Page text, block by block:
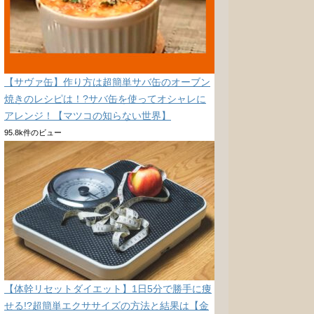
【サヴァ缶】作り方は超簡単サバ缶のオーブン
焼きのレシピは！?サバ缶を使ってオシャレに
アレンジ！【マツコの知らない世界】
95.8k件のビュー
【体幹リセットダイエット】1日5分で勝手に痩
せる!?超簡単エクササイズの方法と結果は【金